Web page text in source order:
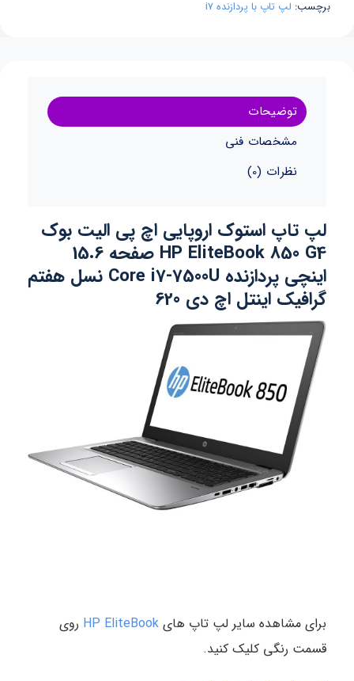
برچسب: لپ تاپ با پردازنده i7
توضیحات
مشخصات فنی
نظرات (0)
لپ تاپ استوک اروپایی اچ پی الیت بوک
HP EliteBook 850 G4 صفحه 15.6
اینچی پردازنده Core i7-7500U نسل هفتم
گرافیک اینتل اچ دی 620
برای مشاهده سایر لپ تاپ های HP EliteBook روی
قسمت رنگی کلیک کنید.